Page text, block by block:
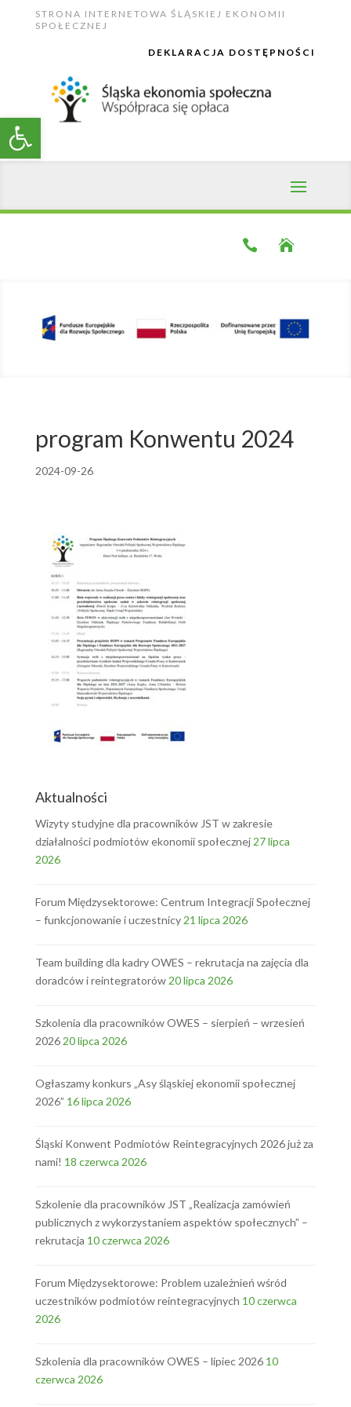
Open toolbar
content
STRONA INTERNETOWA ŚLĄSKIEJ EKONOMII
SPOŁECZNEJ
DEKLARACJA DOSTĘPNOŚCI


program Konwentu 2024
2024-09-26
Aktualności
Wizyty studyjne dla pracowników JST w zakresie
działalności podmiotów ekonomii społecznej 27 lipca
2026
Forum Międzysektorowe: Centrum Integracji Społecznej
– funkcjonowanie i uczestnicy 21 lipca 2026
Team building dla kadry OWES – rekrutacja na zajęcia dla
doradców i reintegratorów 20 lipca 2026
Szkolenia dla pracowników OWES – sierpień – wrzesień
2026 20 lipca 2026
Ogłaszamy konkurs „Asy śląskiej ekonomii społecznej
2026” 16 lipca 2026
Śląski Konwent Podmiotów Reintegracyjnych 2026 już za
nami! 18 czerwca 2026
Szkolenie dla pracowników JST „Realizacja zamówień
publicznych z wykorzystaniem aspektów społecznych” –
rekrutacja 10 czerwca 2026
Forum Międzysektorowe: Problem uzależnień wśród
uczestników podmiotów reintegracyjnych 10 czerwca
2026
Szkolenia dla pracowników OWES – lipiec 2026 10
czerwca 2026